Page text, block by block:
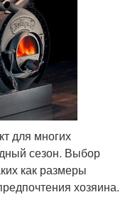
для многих
сезон. Выбор
как размеры
хозяина.